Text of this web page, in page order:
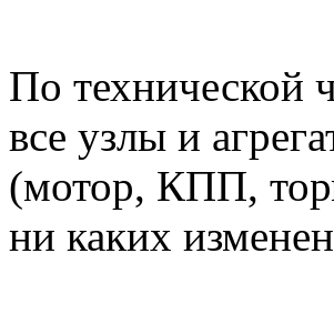
По технической
все узлы и
(мотор, КПП,
ни каких